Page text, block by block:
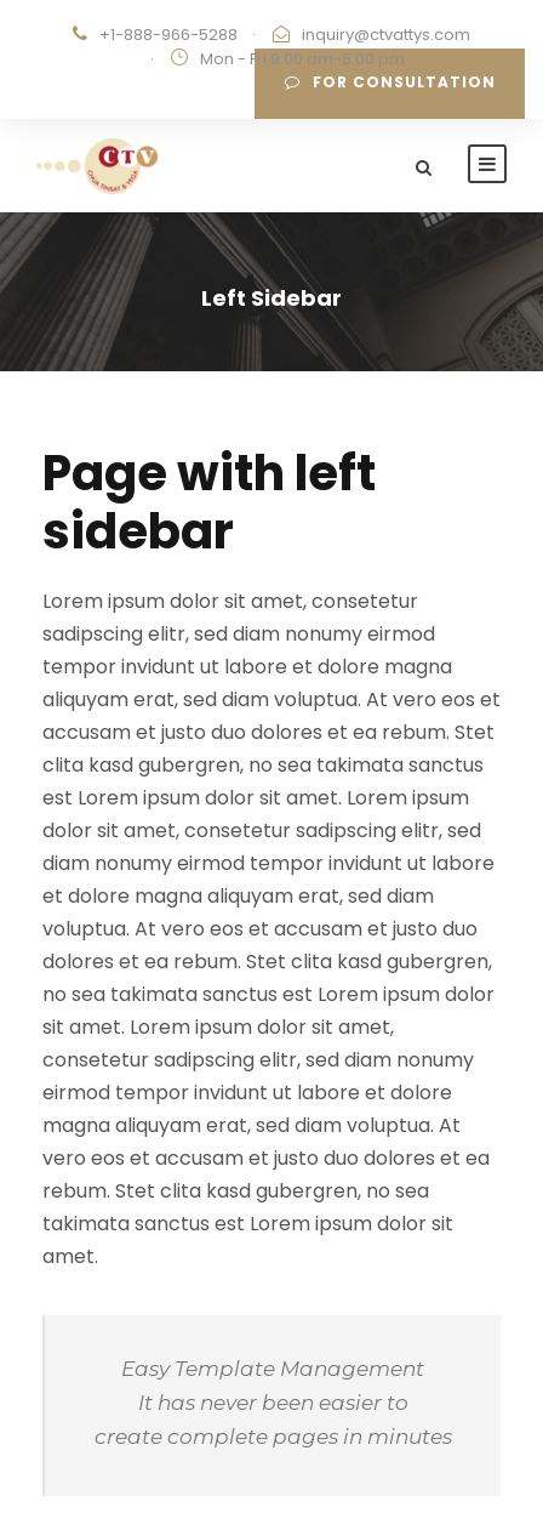
+1-888-966-5288 ·
inquiry@ctvattys.com
·
Mon - Fri 9:00 am-5:00 pm
FOR CONSULTATION
Left Sidebar
Page with left
sidebar
Lorem ipsum dolor sit amet, consetetur
sadipscing elitr, sed diam nonumy eirmod
tempor invidunt ut labore et dolore magna
aliquyam erat, sed diam voluptua. At vero eos et
accusam et justo duo dolores et ea rebum. Stet
clita kasd gubergren, no sea takimata sanctus
est Lorem ipsum dolor sit amet. Lorem ipsum
dolor sit amet, consetetur sadipscing elitr, sed
diam nonumy eirmod tempor invidunt ut labore
et dolore magna aliquyam erat, sed diam
voluptua. At vero eos et accusam et justo duo
dolores et ea rebum. Stet clita kasd gubergren,
no sea takimata sanctus est Lorem ipsum dolor
sit amet. Lorem ipsum dolor sit amet,
consetetur sadipscing elitr, sed diam nonumy
eirmod tempor invidunt ut labore et dolore
magna aliquyam erat, sed diam voluptua. At
vero eos et accusam et justo duo dolores et ea
rebum. Stet clita kasd gubergren, no sea
takimata sanctus est Lorem ipsum dolor sit
amet.
Easy Template Management
It has never been easier to
create complete pages in minutes